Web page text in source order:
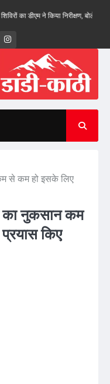
ने किया निरीक्षण, बोले—कोई पात्र
Instagram
से कम हो इसके लिए
का नुकसान कम
किए